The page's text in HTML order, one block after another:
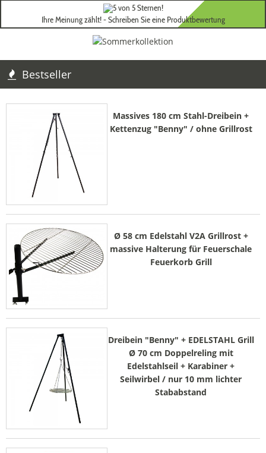
Ihre Meinung zählt! - Schreiben Sie eine Produktbewertung
Bestseller
Massives 180 cm Stahl-Dreibein +
Kettenzug "Benny" / ohne Grillrost
Ø 58 cm Edelstahl V2A Grillrost +
massive Halterung für Feuerschale
Feuerkorb Grill
Dreibein "Benny" + EDELSTAHL Grill
Ø 70 cm Doppelreling mit
Edelstahlseil + Karabiner +
Seilwirbel / nur 10 mm lichter
Stababstand